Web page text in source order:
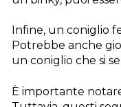
Infine, un coniglio
Potrebbe anche
un coniglio che si
È importante